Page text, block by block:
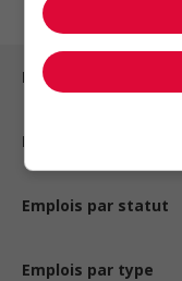
Emplois par ville
Emplois par secteur
Emplois par statut
Emplois par type